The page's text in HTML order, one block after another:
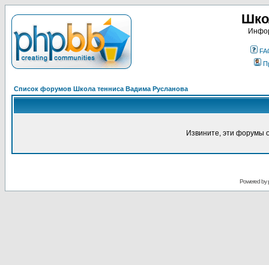
Список форумов Школа тенниса Вадима Русланова
Извините, эти форумы
Powered by